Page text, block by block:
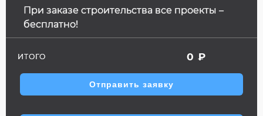
При заказе строительства все проекты –
бесплатно!
ИТОГО 0 ₽
Отправить заявку